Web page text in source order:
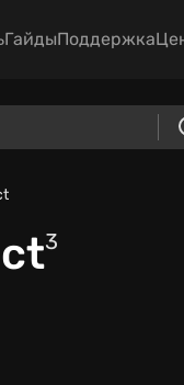
ГайдыПоддержка
3